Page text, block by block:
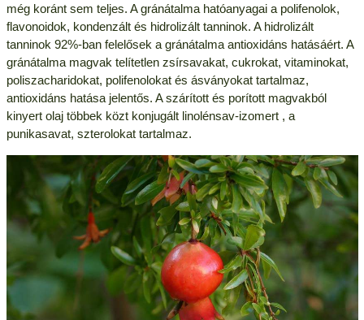
még koránt sem teljes. A gránátalma hatóanyagai a polifenolok,
flavonoidok, kondenzált és hidrolizált tanninok. A hidrolizált
tanninok 92%-ban felelősek a gránátalma antioxidáns hatásáért. A
gránátalma magvak telítetlen zsírsavakat, cukrokat, vitaminokat,
poliszacharidokat, polifenolokat és ásványokat tartalmaz,
antioxidáns hatása jelentős. A szárított és porított magvakból
kinyert olaj többek közt konjugált linolénsav-izomert , a
punikasavat, szterolokat tartalmaz.